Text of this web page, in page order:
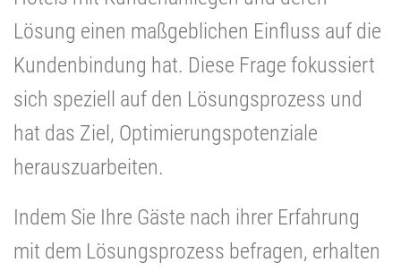
Lösung einen maßgeblichen Einfluss auf die
Kundenbindung hat. Diese Frage fokussiert
sich speziell auf den Lösungsprozess und
hat das Ziel, Optimierungspotenziale
herauszuarbeiten.
Indem Sie Ihre Gäste nach ihrer Erfahrung
mit dem Lösungsprozess befragen, erhalten